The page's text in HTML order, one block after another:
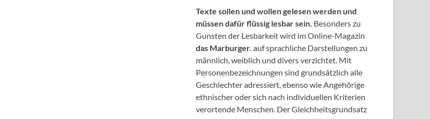
Texte sollen und wollen gelesen werden und
müssen dafür flüssig lesbar sein. Besonders zu
Gunsten der Lesbarkeit wird im Online-Magazin
das Marburger. auf sprachliche Darstellungen zu
männlich, weiblich und divers verzichtet. Mit
Personenbezeichnungen sind grundsätzlich alle
Geschlechter adressiert, ebenso wie Angehörige
ethnischer oder sich nach individuellen Kriterien
verortende Menschen. Der Gleichheitsgrundsatz